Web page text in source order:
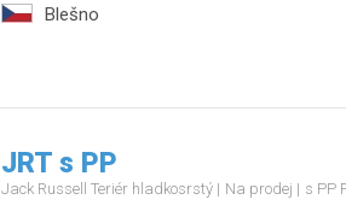
Blešno
JRT s PP
Jack Russell Teriér hladkosrstý Na prodej s PP